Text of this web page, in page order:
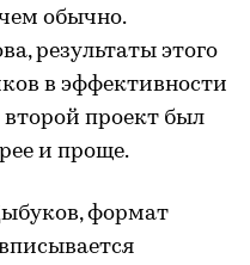
обычно.
результаты этого
в эффективности
проект был
и проще.
формат